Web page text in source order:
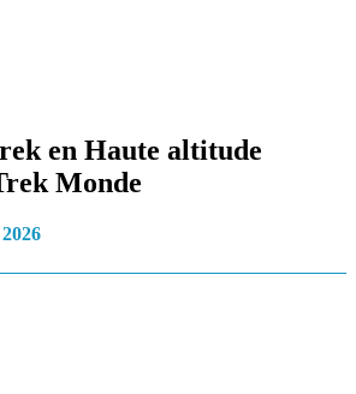
en Haute altitude
Monde